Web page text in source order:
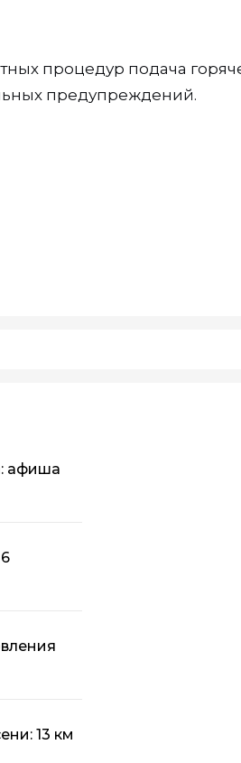
процедур подача
предупреждений.
афиша
13 км